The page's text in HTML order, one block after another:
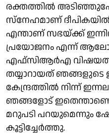
രക്തത്തിൽ
സ്നേഹമാണ്
എന്താണ് സഭയ്ക്ക്
പ്രയോജനം എന്ന്
എഫ്‌സിആർഎ
തയ്യാറായത്
കേന്ദ്രത്തിൽ നിന്ന്
ഞങ്ങളോട്
മറുപടി പറയുമെന്നും
കൂട്ടിച്ചേർത്തു.